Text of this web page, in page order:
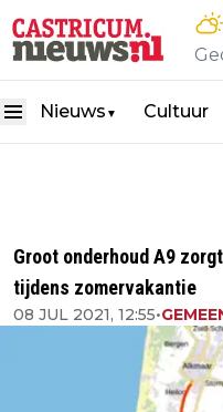
Nieuws ▼ Cultuur
Groot onderhoud A9
tijdens zomervakantie
08 JUL 2021, 12:55•